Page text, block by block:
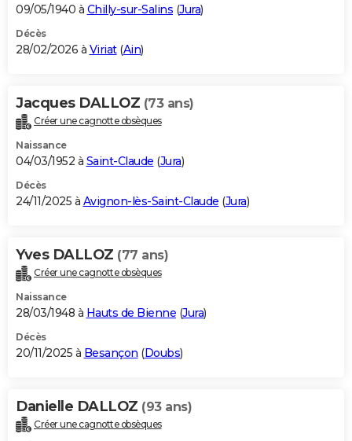
S'inscrire
Se connecter
Lycées
Collèges
Primaires
Universités
Entreprises
Service militaire
Avis de recherche
AVIS DE DÉCÈS
Bricolage
Lifestyle
Culture
Sport
Auto
Television
Voyage
Cinema
09/05/1940 à Chilly-sur-Salins (Jura)
Décès
28/02/2026 à Viriat(Ain)
Jacques DALLOZ (73 ans)
Créer une cagnotte obsèques
Naissance
04/03/1952 à Saint-Claude (Jura)
Décès
24/11/2025 à Avignon-lès-Saint-Claude (Jura)
Yves DALLOZ (77 ans)
Créer une cagnotte obsèques
Naissance
28/03/1948 à Hauts de Bienne (Jura)
Décès
20/11/2025 à Besançon (Doubs)
Danielle DALLOZ (93 ans)
Créer une cagnotte obsèques